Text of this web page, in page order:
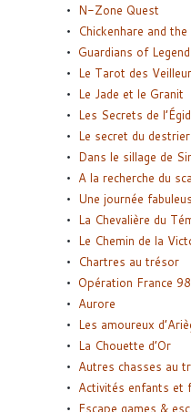
N-Zone Quest
Chickenhare and
Guardians of
Le Tarot des
Le Jade et le Granit
Les Secrets de
Le secret du destrier
Dans le sillage de
A la recherche du
Une journée
La Chevalière du
Le Chemin de la
Chartres au trésor
Opération France 98
Aurore
Les amoureux
La Chouette d’Or
Autres chasses au
Activités enfants et
Escape games &